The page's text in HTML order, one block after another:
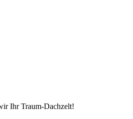
Ihr Traum-Dachzelt!